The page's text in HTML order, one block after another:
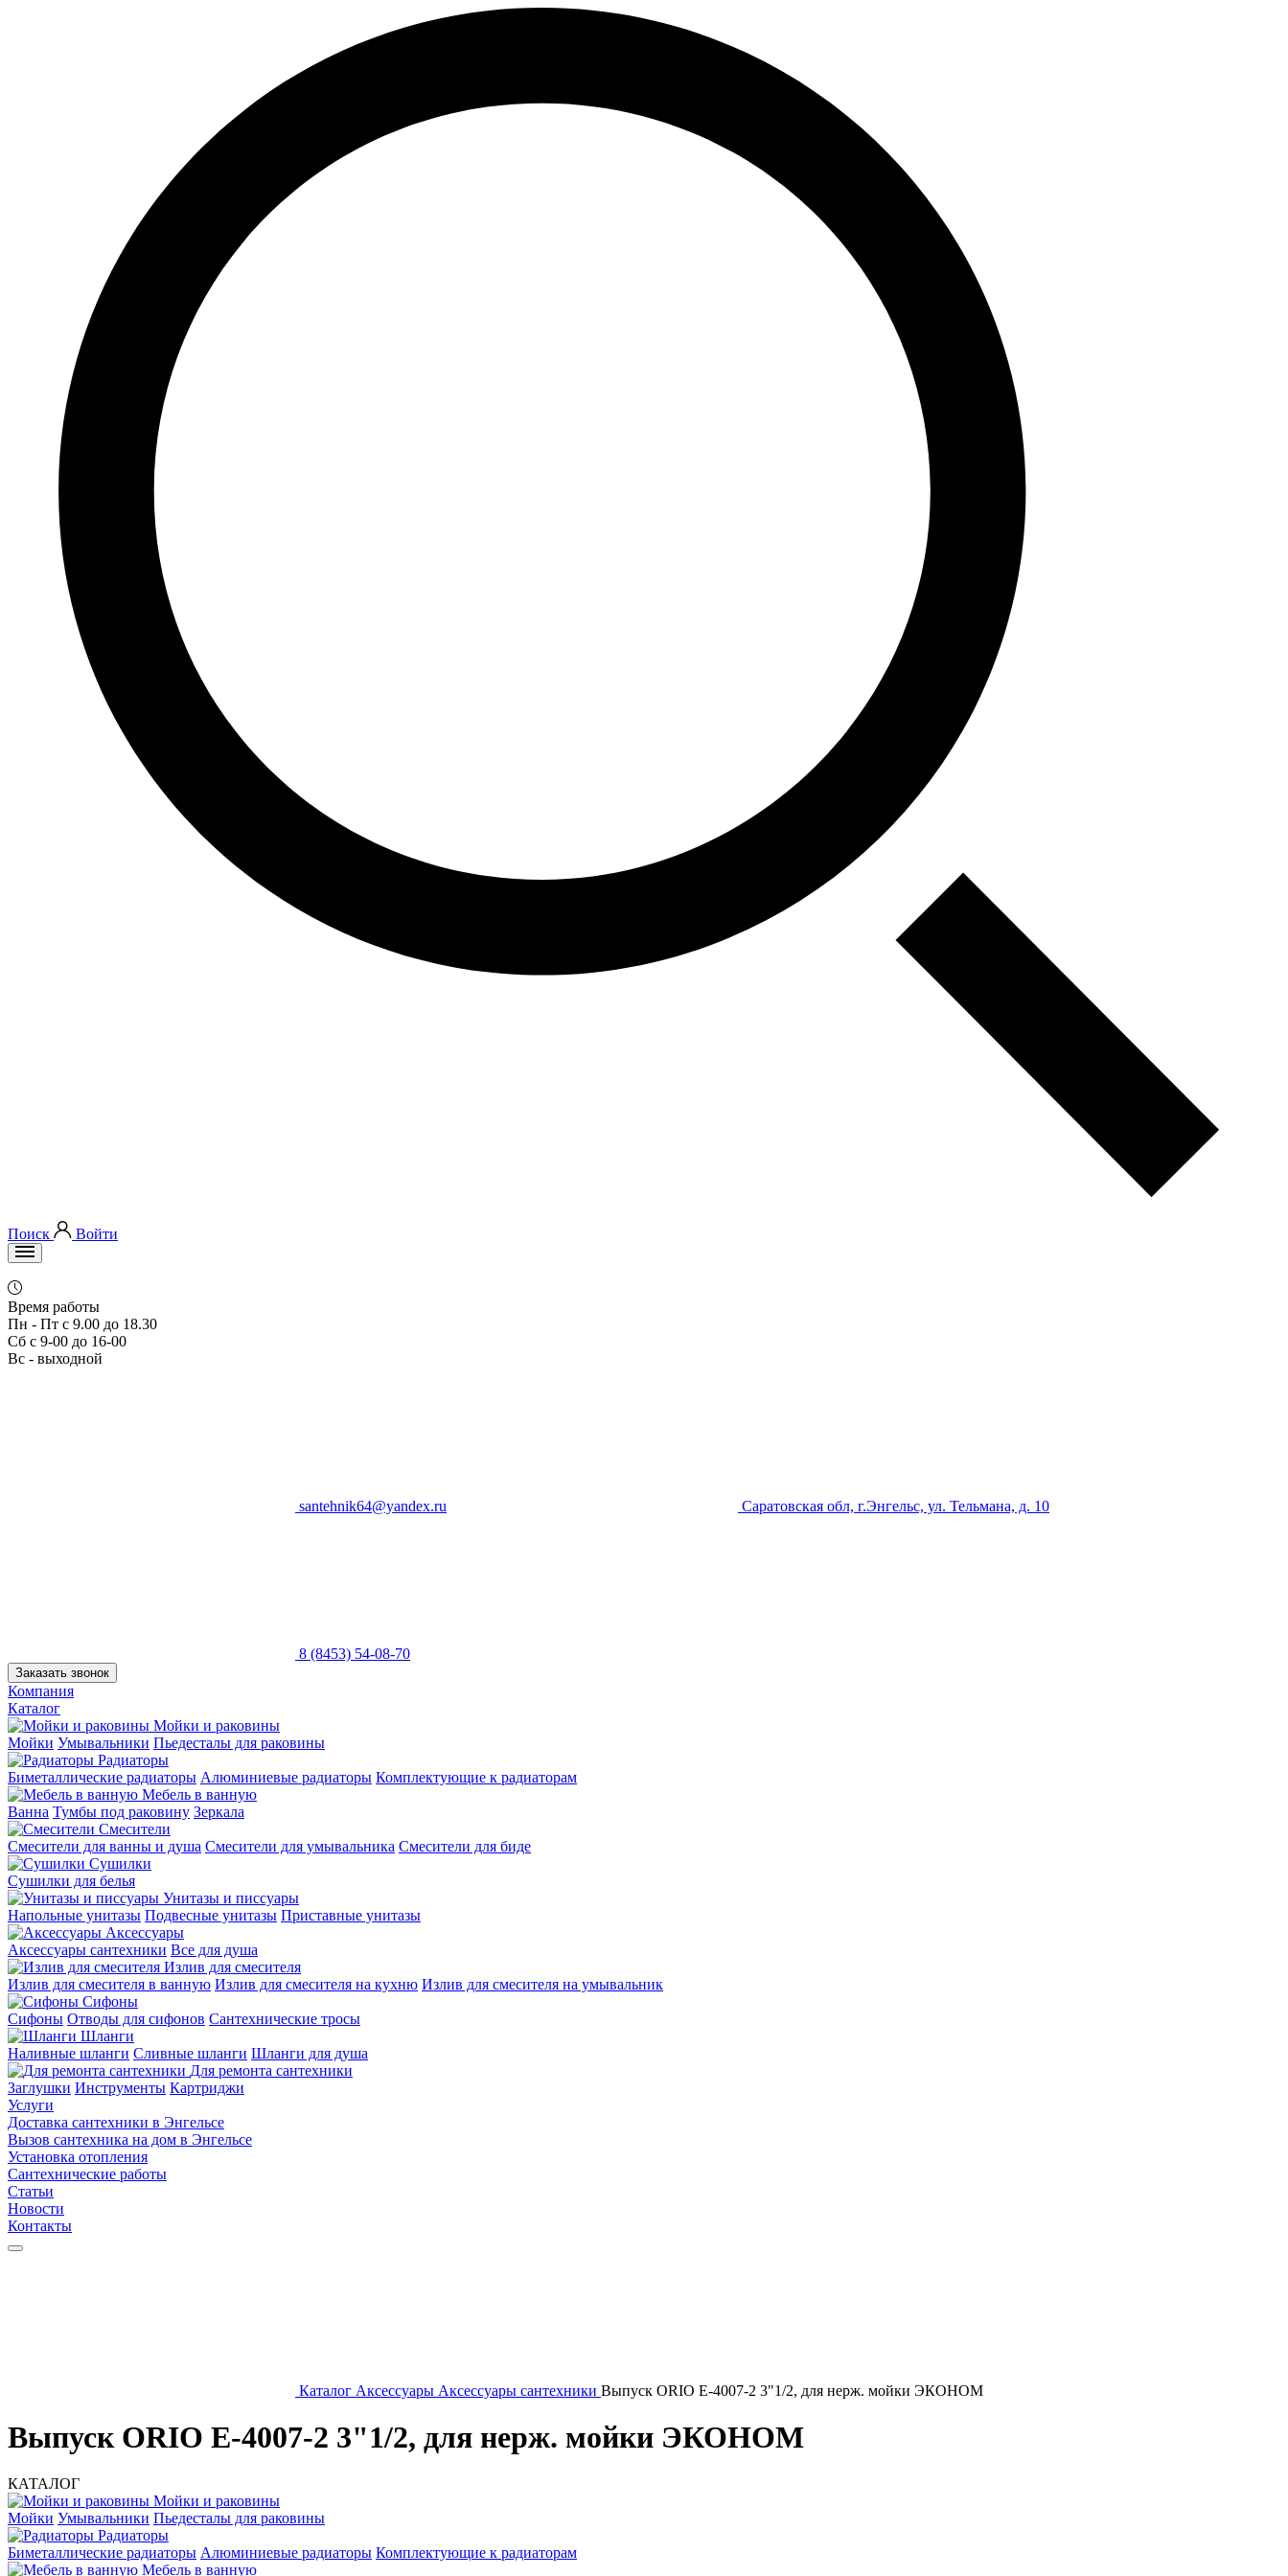
Поиск Войти
Время работы
Пн - Пт с 9.00 до 18.30
Сб с 9-00 до 16-00
Вс - выходной
santehnik64@yandex.ru Саратовская обл, г.Энгельс, ул. Тельмана, д. 10
8 (8453) 54-08-70
Заказать звонок
Компания
Каталог
Мойки и раковины
Мойки Умывальники Пьедесталы для раковины
Радиаторы
Биметаллические радиаторы Алюминиевые радиаторы Комплектующие к радиаторам
Мебель в ванную
Ванна Тумбы под раковину Зеркала
Смесители
Смесители для ванны и душа Смесители для умывальника Смесители для биде
Сушилки
Сушилки для белья
Унитазы и писсуары
Напольные унитазы Подвесные унитазы Приставные унитазы
Аксессуары
Аксессуары сантехники Все для душа
Излив для смесителя
Излив для смесителя в ванную Излив для смесителя на кухню Излив для смесителя на умывальник
Сифоны
Сифоны Отводы для сифонов Сантехнические тросы
Шланги
Наливные шланги Сливные шланги Шланги для душа
Для ремонта сантехники
Заглушки Инструменты Картриджи
Услуги
Доставка сантехники в Энгельсе
Вызов сантехника на дом в Энгельсе
Установка отопления
Сантехнические работы
Статьи
Новости
Контакты
Каталог Аксессуары Аксессуары сантехники Выпуск ORIO Е-4007-2 3"1/2, для нерж. мойки ЭКОНОМ
Выпуск ORIO Е-4007-2 3"1/2, для нерж. мойки ЭКОНОМ
КАТАЛОГ
Мойки и раковины
Мойки Умывальники Пьедесталы для раковины
Радиаторы
Биметаллические радиаторы Алюминиевые радиаторы Комплектующие к радиаторам
Мебель в ванную